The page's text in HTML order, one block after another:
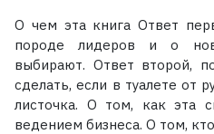
О чем эта книга Ответ
породе лидеров и о
выбирают. Ответ второй,
сделать, если в туалете от
листочка. О том, как эта
ведением бизнеса. О том,